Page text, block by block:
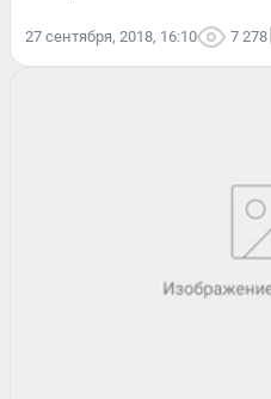
27 сентября, 2018, 16:10 7 278